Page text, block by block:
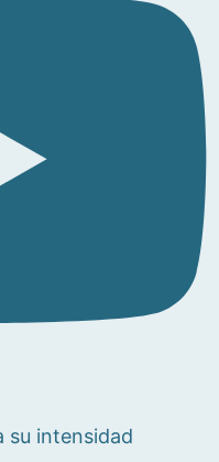
su intensidad